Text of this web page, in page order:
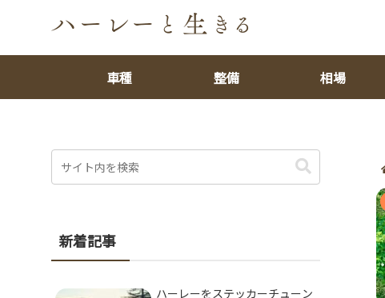
車種 整備 相場
新着記事
ハーレーをステッカーチューン